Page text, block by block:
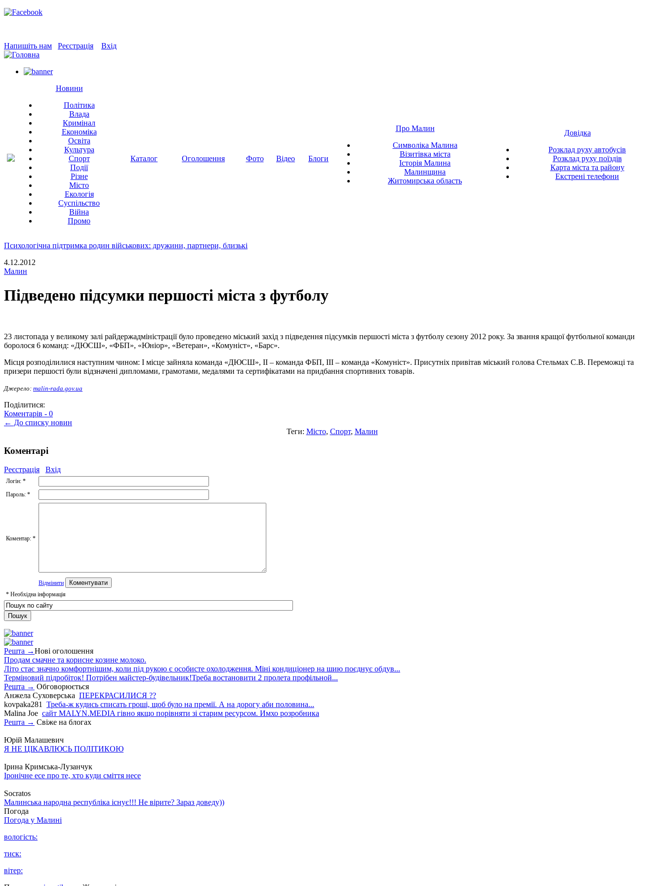
Напишіть нам Реєстрація Вхід
Новини
Політика
Влада
Кримінал
Економіка
Освіта
Культура
Спорт
Події
Різне
Місто
Екологія
Суспільство
Війна
Промо
Каталог Оголошення Фото Відео Блоги
Про Малин
Символіка Малина
Візитівка міста
Історія Малина
Малинщина
Житомирська область
Довідка
Розклад руху автобусів
Розклад руху поїздів
Карта міста та району
Екстрені телефони
Психологічна підтримка родин військових: дружини, партнери, близькі
4.12.2012
Малин
Підведено підсумки першості міста з футболу
23 листопада у великому залі райдержадміністрації було проведено міський захід з підведення підсумків першості міста з футболу сезону 2012 року. За звання кращої футбольної команди
боролося 6 команд: «ДЮСШ», «ФБП», «Юніор», «Ветеран», «Комуніст», «Барс».
Місця розподілилися наступним чином: І місце зайняла команда «ДЮСШ», ІІ – команда ФБП, ІІІ – команда «Комуніст». Присутніх привітав міський голова Стельмах С.В. Переможці та
призери першості були відзначені дипломами, грамотами, медалями та сертифікатами на придбання спортивних товарів.
Джерело: malin-rada.gov.ua
Поділитися:
Коментарів - 0
← До списку новин
Теги: Місто, Спорт, Малин
Коментарі
Реєстрація Вхід
Логін: *
Пароль: *
Коментар: *
Відмінити
* Необхідна інформація
Решта →Нові оголошення
Продам смачне та корисне козине молоко.
Літо стає значно комфортнішим, коли під рукою є особисте охолодження. Міні кондиціонер на шию поєднує обдув...
Терміновий підробіток! Потрібен майстер-будівельник!Треба востановити 2 пролета профільной...
Решта → Обговорюється
Анжела Суховерська ПЕРЕКРАСИЛИСЯ ??
kovpaka281
Треба-ж кудись списать гроші, щоб було на премії. А на дорогу аби половина...
Malina Joe сайт MALYN.MEDIA гiвно якщо порiвняти зi старим ресурсом. Имхо розробника
Решта → Свіже на блогах
Юрій Малашевич
Я НЕ ЦІКАВЛЮСЬ ПОЛІТИКОЮ
Ірина Кримська-Лузанчук
Іронічне есе про те, хто куди сміття несе
Socratos
Малинська народна республіка існує!!! Не вірите? Зараз доведу))
Погода
Погода у Малині
вологість:
тиск:
вітер: